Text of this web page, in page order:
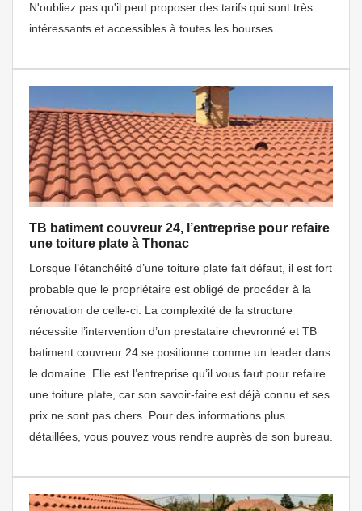
N'oubliez pas qu'il peut proposer des tarifs qui sont très
intéressants et accessibles à toutes les bourses.
TB batiment couvreur 24, l’entreprise pour refaire
une toiture plate à Thonac
Lorsque l’étanchéité d’une toiture plate fait défaut, il est fort
probable que le propriétaire est obligé de procéder à la
rénovation de celle-ci. La complexité de la structure
nécessite l’intervention d’un prestataire chevronné et TB
batiment couvreur 24 se positionne comme un leader dans
le domaine. Elle est l’entreprise qu’il vous faut pour refaire
une toiture plate, car son savoir-faire est déjà connu et ses
prix ne sont pas chers. Pour des informations plus
détaillées, vous pouvez vous rendre auprès de son bureau.